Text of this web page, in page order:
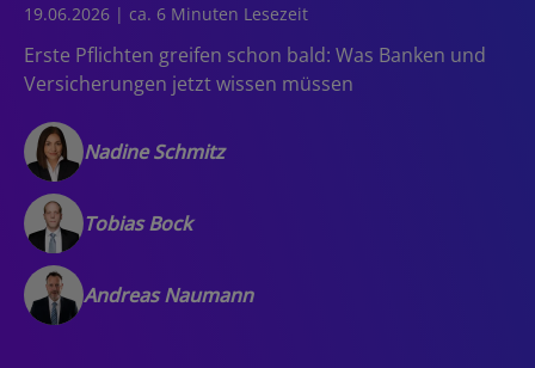
19.06.2026 | ca. 6 Minuten Lesezeit
Erste Pflichten greifen schon bald: Was Banken und
Versicherungen jetzt wissen müssen
Nadine Schmitz
Tobias Bock
Andreas Naumann